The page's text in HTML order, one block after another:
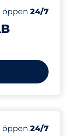
Antal
Totalt antal
öppen 24/7
Antal
Totalt antal
öppen 24/7